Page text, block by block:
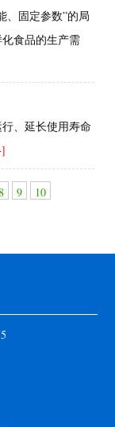
、固定参数”的局
食品的生产需
、延长使用寿命
9
10